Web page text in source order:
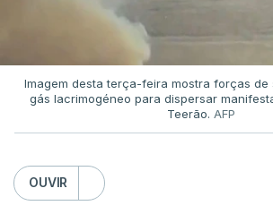
Imagem desta terça-feira mostra forças de
gás lacrimogéneo para dispersar
Teerão. AFP
OUVIR